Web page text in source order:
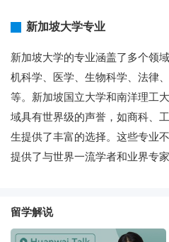
新加坡大学专业
新加坡大学的专业涵盖了多个领
机科学、医学、生物科学、法律
等。新加坡国立大学和南洋理工
域具有世界级的声誉，如商科、
生提供了丰富的选择。这些专业
提供了与世界一流学者和业界专家
留学解说